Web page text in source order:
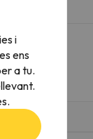
i
ens
a tu.